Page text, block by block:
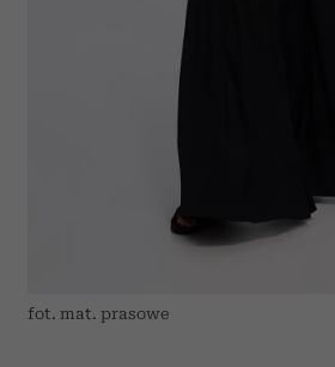
fot. mat. prasowe